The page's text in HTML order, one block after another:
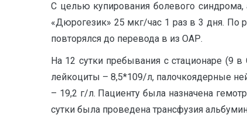
С целью купирования болевого
«Дюрогезик» 25 мкг/час 1 раз в 3 дня. По
повторялся до перевода в из ОАР.
На 12 сутки пребывания с стационаре (9
лейкоциты – 8,5*109/л, палочкоядерные
– 19,2 г/л. Пациенту была назначена
сутки была проведена трансфузия